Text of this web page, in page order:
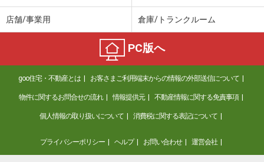
店舗/事業用 倉庫/トランクルーム
PC版へ
goo住宅・不動産とは お客さまご利用端末からの情報の外部送信について
物件に関するお問合せの流れ 情報提供元 不動産情報に関する免責事項
個人情報の取り扱いについて 消費税に関する表記について
プライバシーポリシー ヘルプ お問い合わせ 運営会社